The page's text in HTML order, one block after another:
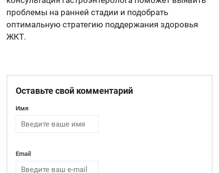
проблемы на ранней стадии и подобрать
оптимальную стратегию поддержания здоровья
ЖКТ.
Оставьте свой комментарий
Имя
Email